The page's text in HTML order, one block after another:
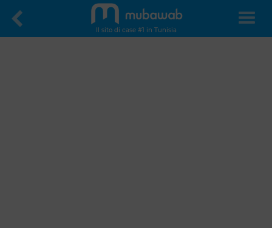
Il sito di case #1 in Tunisia